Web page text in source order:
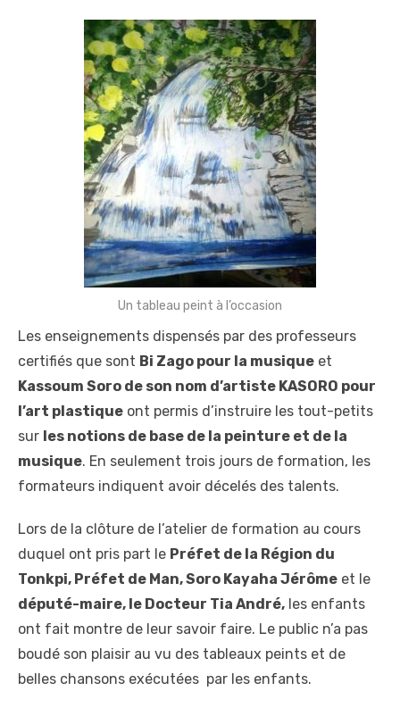
Un tableau peint à l’occasion
Les enseignements dispensés par des professeurs
certifiés que sont Bi Zago pour la musique et
Kassoum Soro de son nom d’artiste KASORO pour
l’art plastique ont permis d’instruire les tout-petits
sur les notions de base de la peinture et de la
musique. En seulement trois jours de formation, les
formateurs indiquent avoir décelés des talents.
Lors de la clôture de l’atelier de formation au cours
duquel ont pris part le Préfet de la Région du
Tonkpi, Préfet de Man, Soro Kayaha Jérôme et le
député-maire, le Docteur Tia André, les enfants
ont fait montre de leur savoir faire. Le public n’a pas
boudé son plaisir au vu des tableaux peints et de
belles chansons exécutées par les enfants.